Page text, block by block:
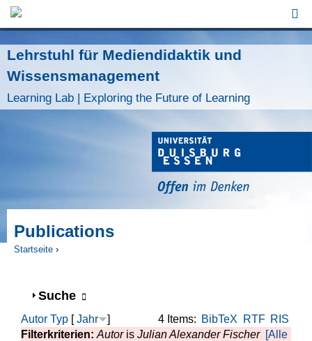
Lehrstuhl für Mediendidaktik und
Wissensmanagement
Learning Lab | Exploring the Future of Learning
Publications
Startseite ›
Anzeigen
Suche
4 Items: BibTeX RTF RIS
Autor Typ [Jahr
]
Filterkriterien: Autoris Julian Alexander Fischer [Alle